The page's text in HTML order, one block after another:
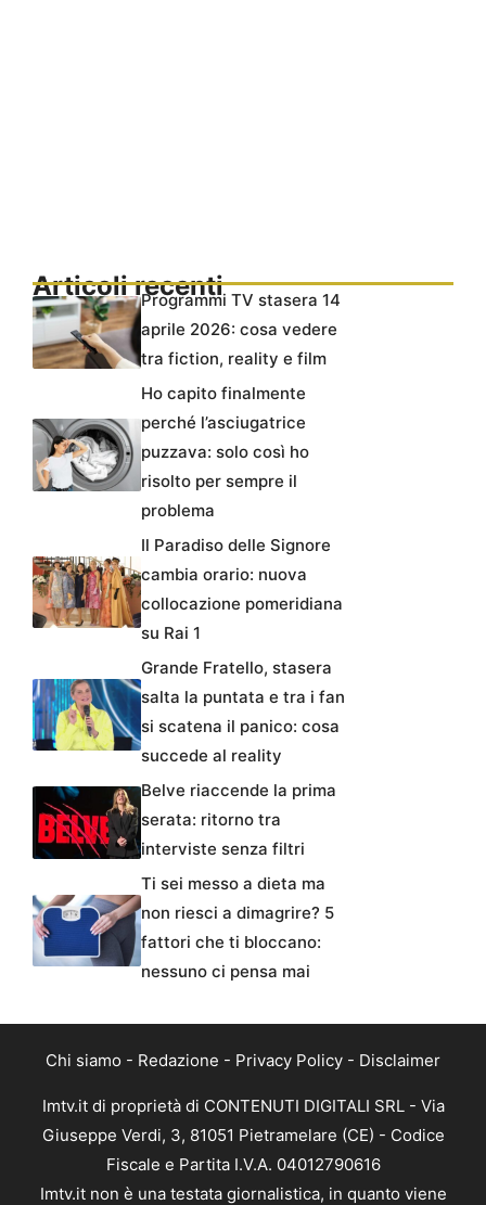
Articoli recentiProgrammi TV stasera 14
aprile 2026: cosa vedere
tra fiction, reality e film
Ho capito finalmente
perché l’asciugatrice
puzzava: solo così ho
risolto per sempre il
problema
Il Paradiso delle Signore
cambia orario: nuova
collocazione pomeridiana
su Rai 1
Grande Fratello, stasera
salta la puntata e tra i fan
si scatena il panico: cosa
succede al reality
Belve riaccende la prima
serata: ritorno tra
interviste senza filtri
Ti sei messo a dieta ma
non riesci a dimagrire? 5
fattori che ti bloccano:
nessuno ci pensa mai
Chi siamo - Redazione - Privacy Policy - Disclaimer
Imtv.it di proprietà di CONTENUTI DIGITALI SRL - Via
Giuseppe Verdi, 3, 81051 Pietramelare (CE) - Codice
Fiscale e Partita I.V.A. 04012790616
Imtv.it non è una testata giornalistica, in quanto viene